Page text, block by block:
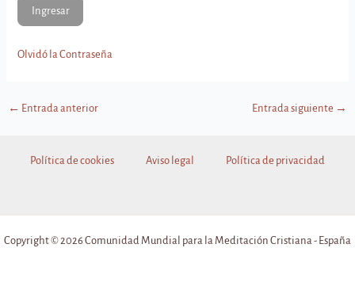
Olvidó la Contraseña
← Entrada anterior Entrada siguiente →
Política de cookies Aviso legal Política de privacidad
Copyright © 2026 Comunidad Mundial para la Meditación Cristiana - España